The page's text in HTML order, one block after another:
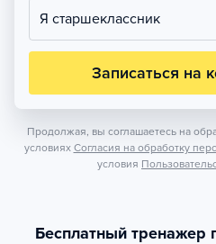
Я старшеклассник
Записаться на
Продолжая, вы соглашаетесь на
условиях Согласия на обработку
условия
Бесплатный тренажер